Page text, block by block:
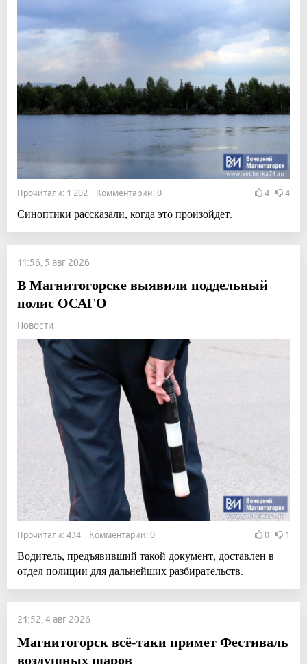
Прочитали: 1 202 Комментарии: 0 4 4
Синоптики рассказали, когда это произойдет.
11:56, 5 авг 2026
В Магнитогорске выявили поддельный
полис ОСАГО
Новости
Прочитали: 434 Комментарии: 0 0 1
Водитель, предъявивший такой документ, доставлен в
отдел полиции для дальнейших разбирательств.
21:52, 4 авг 2026
Магнитогорск всё-таки примет Фестиваль
воздушных шаров